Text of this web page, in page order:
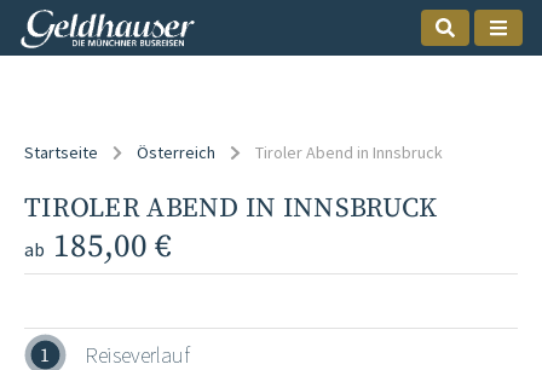
Startseite Österreich Tiroler Abend in Innsbruck
TIROLER ABEND IN INNSBRUCK
ab 185,00 €
1 Reiseverlauf